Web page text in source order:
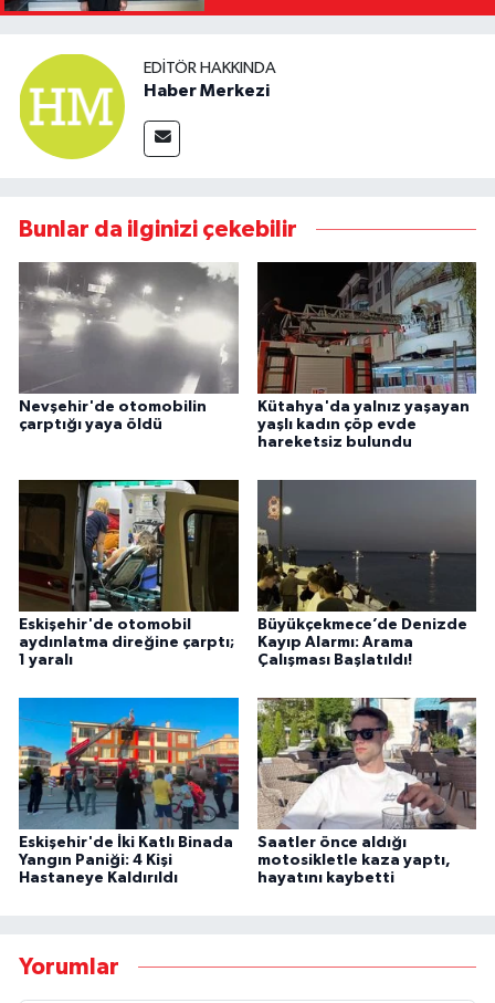
Kaldıracağız"
EDITÖR HAKKINDA
Haber Merkezi
Bunlar da ilginizi çekebilir
Nevşehir'de otomobilin
çarptığı yaya öldü
Kütahya'da yalnız yaşayan
yaşlı kadın çöp evde
hareketsiz bulundu
Eskişehir'de otomobil
aydınlatma direğine çarptı;
1 yaralı
Büyükçekmece’de Denizde
Kayıp Alarmı: Arama
Çalışması Başlatıldı!
Eskişehir'de İki Katlı Binada
Yangın Paniği: 4 Kişi
Hastaneye Kaldırıldı
Saatler önce aldığı
motosikletle kaza yaptı,
hayatını kaybetti
Yorumlar